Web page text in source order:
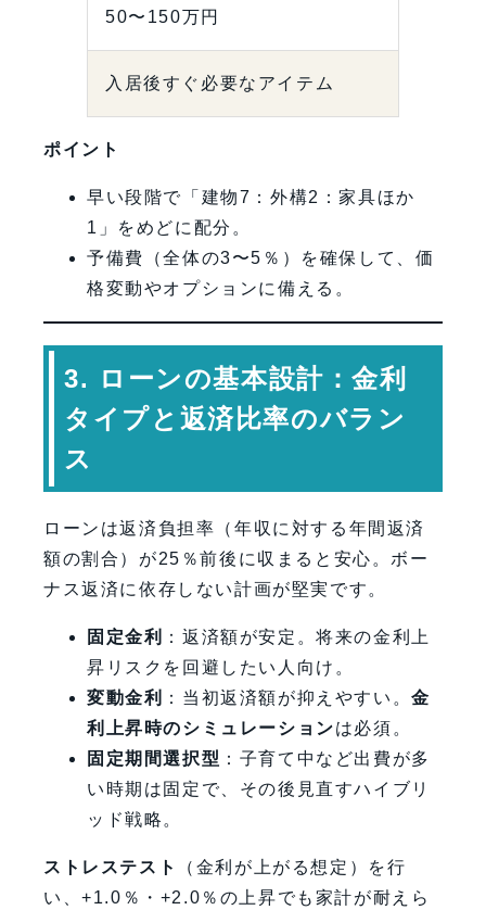
50〜150万円
入居後すぐ必要なアイテム
ポイント
早い段階で「建物7：外構2：家具ほか
1」をめどに配分。
予備費（全体の3〜5％）を確保して、価
格変動やオプションに備える。
3. ローンの基本設計：金利
タイプと返済比率のバラン
ス
ローンは返済負担率（年収に対する年間返済
額の割合）が25％前後に収まると安心。ボー
ナス返済に依存しない計画が堅実です。
固定金利
：返済額が安定。将来の金利上
昇リスクを回避したい人向け。
変動金利
：当初返済額が抑えやすい。金
利上昇時のシミュレーションは必須。
固定期間選択型 ：子育て中など出費が多
い時期は固定で、その後見直すハイブリ
ッド戦略。
ストレステスト
（金利が上がる想定）を行
い、+1.0％・+2.0％の上昇でも家計が耐えら